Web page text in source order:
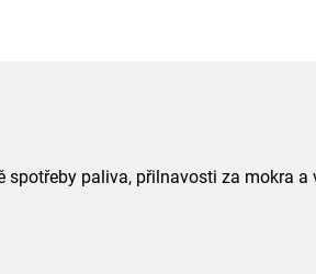
paliva, přilnavosti za mokra